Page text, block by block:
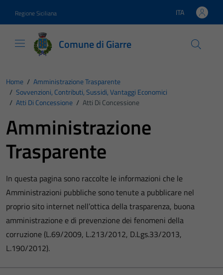
Regione Siciliana Lingua attiva:
ITA
Comune di Giarre
Home / Amministrazione Trasparente
/ Sovvenzioni, Contributi, Sussidi, Vantaggi Economici
/ Atti Di Concessione / Atti Di Concessione
Amministrazione
Trasparente
In questa pagina sono raccolte le informazioni che le
Amministrazioni pubbliche sono tenute a pubblicare nel
proprio sito internet nell’ottica della trasparenza, buona
amministrazione e di prevenzione dei fenomeni della
corruzione (L.69/2009, L.213/2012, D.Lgs.33/2013,
L.190/2012).